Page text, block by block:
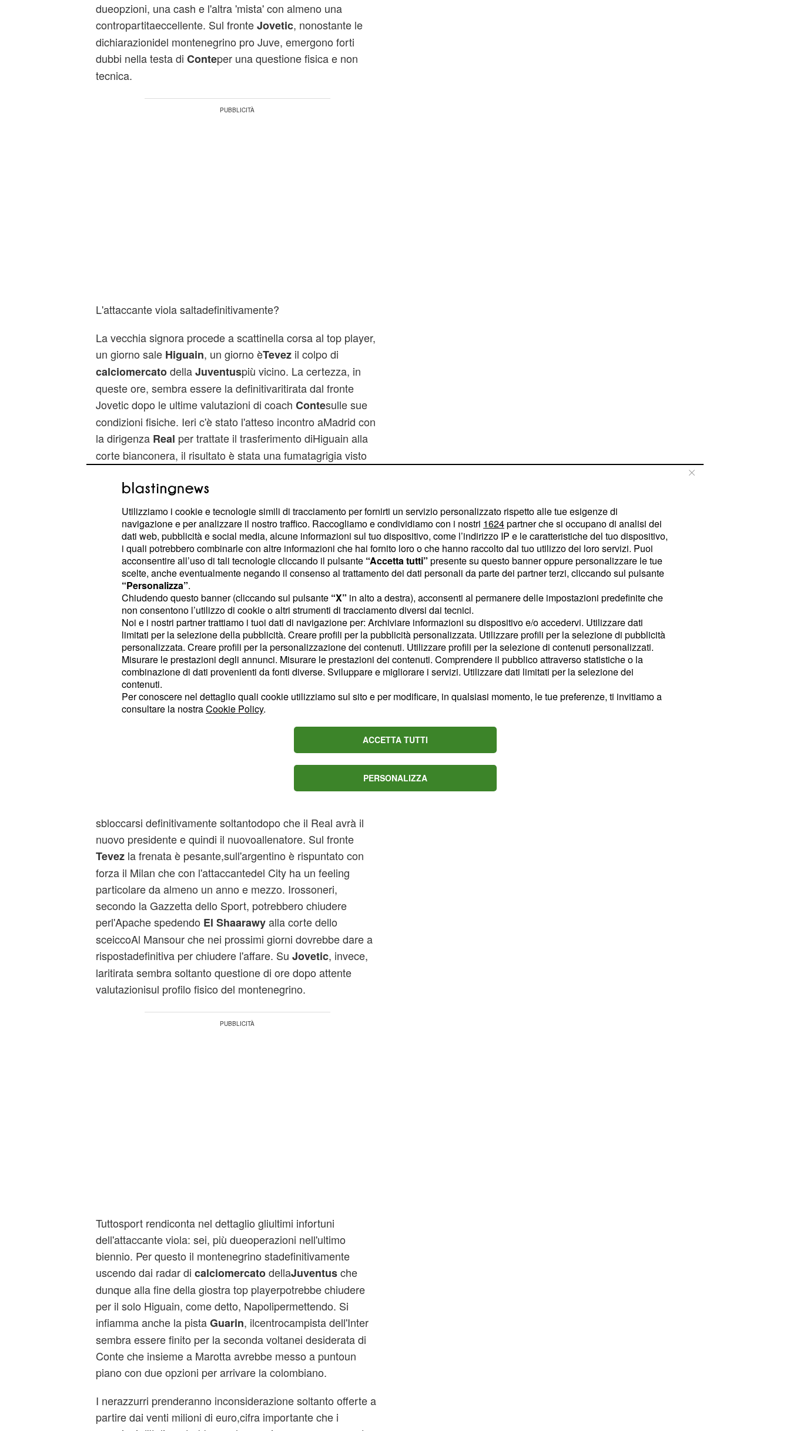
dueopzioni, una cash e l'altra 'mista' con almeno una
contropartitaeccellente. Sul fronteJovetic, nonostante le
dichiarazionidel montenegrino pro Juve, emergono forti
dubbi nella testa di Conteper una questione fisica e non
tecnica.
L'attaccante viola saltadefinitivamente?
La vecchia signora procede a scattinella corsa al top player,
un giorno sale Higuain, un giorno èTevezil colpo di
calciomercatodellaJuventuspiù vicino. La certezza, in
queste ore, sembra essere la definitivaritirata dal fronte
Jovetic dopo le ultime valutazioni di coach Contesulle sue
condizioni fisiche. Ieri c'è stato l'atteso incontro aMadrid con
la dirigenza Real per trattate il trasferimento diHiguain alla
corte bianconera, il risultato è stata una fumatagrigia visto
l'accordo definitivo col giocatore e l'intesa di massimacon il
club della capitale spagnola.
Juve
ora in
vantaggiosull'Arsenal e anche su Napoli dal quale però deve
guardarsi bene lespalle visto che i campani col Real
possono trattare lo scambioHiguain-Cavani.
L'affare, secondo quanto dichiarato dalnumero uno del
sbloccarsi definitivamente soltantodopo che il Real avrà il
nuovo presidente e quindi il nuovoallenatore. Sul fronte
Tevezla frenata è pesante,sull'argentino è rispuntato con
forza il Milan che con l'attaccantedel City ha un feeling
particolare da almeno un anno e mezzo. Irossoneri,
secondo la Gazzetta dello Sport, potrebbero chiudere
perl'Apache spedendo El Shaarawyalla corte dello
sceiccoAl Mansour che nei prossimi giorni dovrebbe dare a
rispostadefinitiva per chiudere l'affare. Su Jovetic, invece,
laritirata sembra soltanto questione di ore dopo attente
valutazionisul profilo fisico del montenegrino.
Tuttosport rendiconta nel dettaglio gliultimi infortuni
dell'attaccante viola: sei, più dueoperazioni nell'ultimo
biennio. Per questo il montenegrino stadefinitivamente
uscendo dai radar di calciomercatodellaJuventusche
dunque alla fine della giostra top playerpotrebbe chiudere
per il solo Higuain, come detto, Napolipermettendo. Si
infiamma anche la pistaGuarin, ilcentrocampista dell'Inter
sembra essere finito per la seconda voltanei desiderata di
Conte che insieme a Marotta avrebbe messo a puntoun
piano con due opzioni per arrivare la colombiano.
I nerazzurri prenderanno inconsiderazione soltanto offerte a
partire dai venti milioni di euro,cifra importante che i
Utilizziamo i cookie e tecnologie simili di tracciamento per fornirti un servizio personalizzato rispetto alle tue esigenze di
navigazione e per analizzare il nostro traffico. Raccogliamo e condividiamo con i nostri 1624partner che si occupano di analisi dei
dati web, pubblicità e social media, alcune informazioni sul tuo dispositivo, come l’indirizzo IP e le caratteristiche del tuo dispositivo,
i quali potrebbero combinarle con altre informazioni che hai fornito loro o che hanno raccolto dal tuo utilizzo dei loro servizi. Puoi
acconsentire all’uso di tali tecnologie cliccando il pulsante “Accetta tutti” presente su questo banner oppure personalizzare le tue
scelte, anche eventualmente negando il consenso al trattamento dei dati personali da parte dei partner terzi, cliccando sul pulsante
“Personalizza”.
Chiudendo questo banner (cliccando sul pulsante “X” in alto a destra), acconsenti al permanere delle impostazioni predefinite che
non consentono l’utilizzo di cookie o altri strumenti di tracciamento diversi dai tecnici.
Noi e i nostri partner trattiamo i tuoi dati di navigazione per: Archiviare informazioni su dispositivo e/o accedervi. Utilizzare dati
limitati per la selezione della pubblicità. Creare profili per la pubblicità personalizzata. Utilizzare profili per la selezione di pubblicità
personalizzata. Creare profili per la personalizzazione dei contenuti. Utilizzare profili per la selezione di contenuti personalizzati.
Misurare le prestazioni degli annunci. Misurare le prestazioni dei contenuti. Comprendere il pubblico attraverso statistiche o la
combinazione di dati provenienti da fonti diverse. Sviluppare e migliorare i servizi. Utilizzare dati limitati per la selezione dei
contenuti.
Per conoscere nel dettaglio quali cookie utilizziamo sul sito e per modificare, in qualsiasi momento, le tue preferenze, ti invitiamo a
consultare la nostraCookie Policy.
ACCETTA TUTTI
PERSONALIZZA